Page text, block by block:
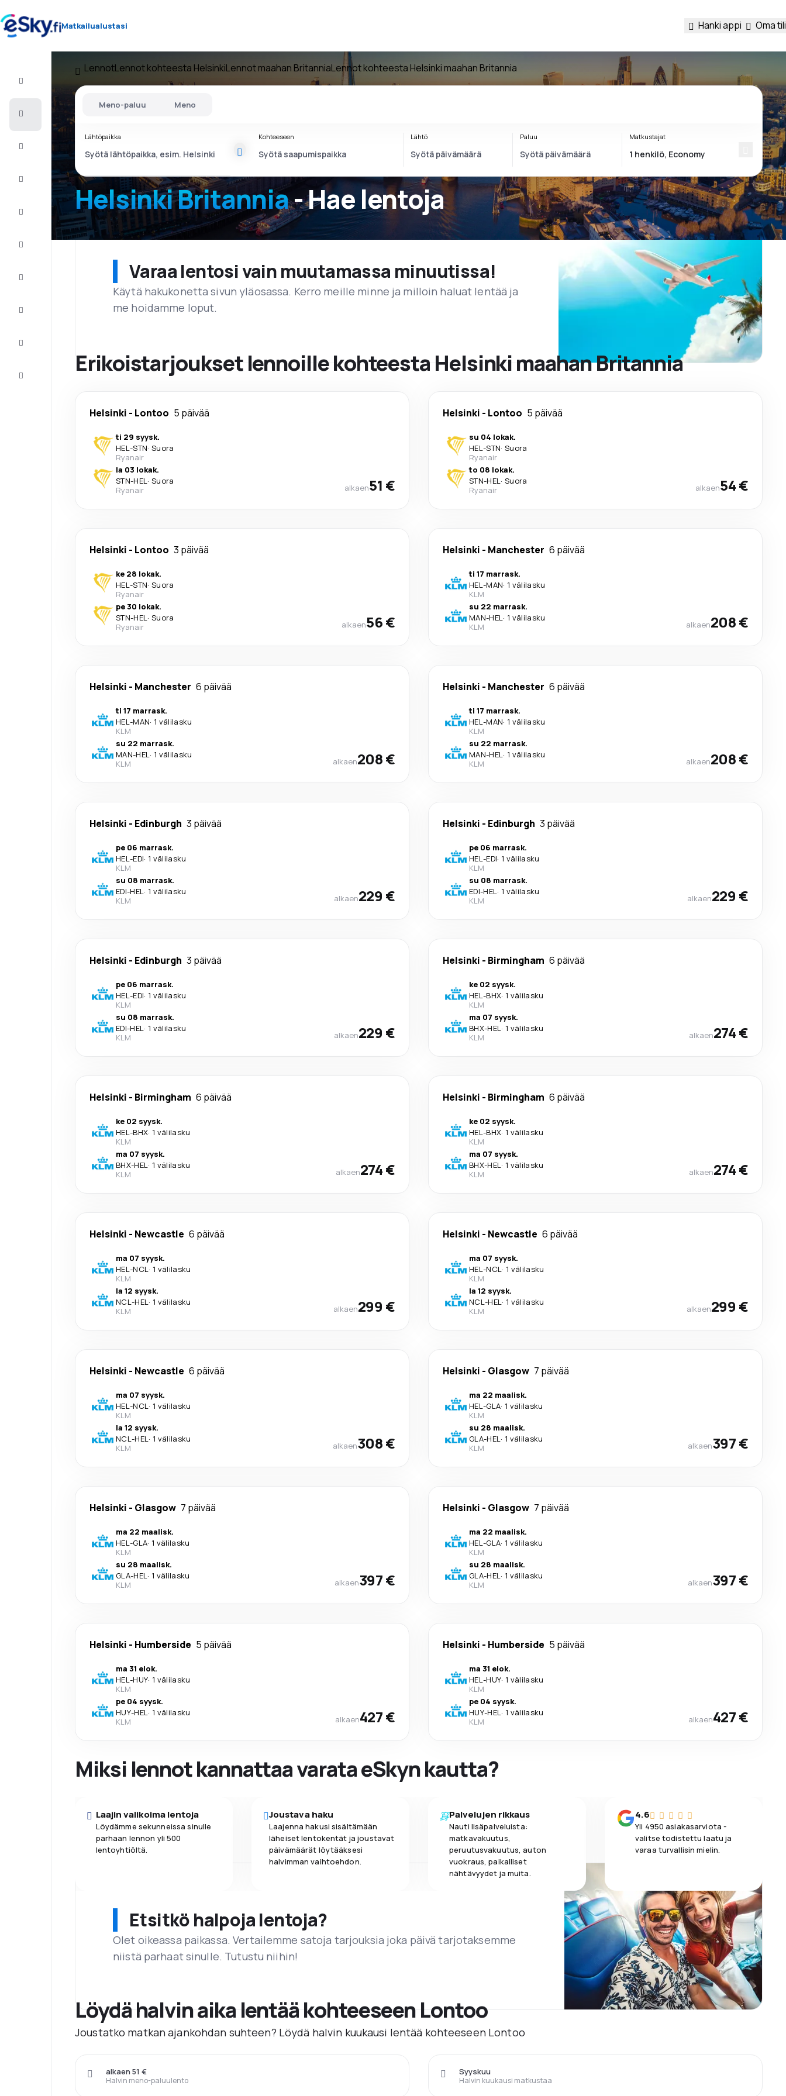
Matkailualustasi Hanki appi Oma tili
Lomamatkat
Äkkilähdöt
Kaupunkilomat
LennotLennot kohteesta HelsinkiLennot maahan BritanniaLennot kohteesta Helsinki maahan Britannia
Helsinki Britannia- Hae lentoja
Meno-paluu Meno
Lähtöpaikka Kohteeseen Lähtö Paluu Matkustajat
Varaa lentosi vain muutamassa minuutissa!
Käytä hakukonetta sivun yläosassa. Kerro meille minne ja milloin haluat lentää ja
me hoidamme loput.
Erikoistarjoukset lennoille kohteesta Helsinki maahan Britannia
Helsinki - Lontoo 5 päivää
ti 29 syysk.
HEL-STN· Suora
Ryanair
la 03 lokak.
STN-HEL· Suora
Ryanair
alkaen51 €
Helsinki - Lontoo 5 päivää
su 04 lokak.
HEL-STN· Suora
Ryanair
to 08 lokak.
STN-HEL· Suora
Ryanair
alkaen54 €
Helsinki - Lontoo 3 päivää
ke 28 lokak.
HEL-STN· Suora
Ryanair
pe 30 lokak.
STN-HEL· Suora
Ryanair
alkaen56 €
Helsinki - Manchester 6 päivää
ti 17 marrask.
HEL-MAN· 1 välilasku
KLM
su 22 marrask.
MAN-HEL· 1 välilasku
KLM
alkaen208 €
Helsinki - Manchester 6 päivää
ti 17 marrask.
HEL-MAN· 1 välilasku
KLM
su 22 marrask.
MAN-HEL· 1 välilasku
KLM
alkaen208 €
Helsinki - Manchester 6 päivää
ti 17 marrask.
HEL-MAN· 1 välilasku
KLM
su 22 marrask.
MAN-HEL· 1 välilasku
KLM
alkaen208 €
Helsinki - Edinburgh 3 päivää
pe 06 marrask.
HEL-EDI· 1 välilasku
KLM
su 08 marrask.
EDI-HEL· 1 välilasku
KLM
alkaen229 €
Helsinki - Edinburgh 3 päivää
pe 06 marrask.
HEL-EDI· 1 välilasku
KLM
su 08 marrask.
EDI-HEL· 1 välilasku
KLM
alkaen229 €
Helsinki - Edinburgh 3 päivää
pe 06 marrask.
HEL-EDI· 1 välilasku
KLM
su 08 marrask.
EDI-HEL· 1 välilasku
KLM
alkaen229 €
Helsinki - Birmingham 6 päivää
ke 02 syysk.
HEL-BHX· 1 välilasku
KLM
ma 07 syysk.
BHX-HEL· 1 välilasku
KLM
alkaen274 €
Helsinki - Birmingham 6 päivää
ke 02 syysk.
HEL-BHX· 1 välilasku
KLM
ma 07 syysk.
BHX-HEL· 1 välilasku
KLM
alkaen274 €
Helsinki - Birmingham 6 päivää
ke 02 syysk.
HEL-BHX· 1 välilasku
KLM
ma 07 syysk.
BHX-HEL· 1 välilasku
KLM
alkaen274 €
Helsinki - Newcastle 6 päivää
ma 07 syysk.
HEL-NCL· 1 välilasku
KLM
la 12 syysk.
NCL-HEL· 1 välilasku
KLM
alkaen299 €
Helsinki - Newcastle 6 päivää
ma 07 syysk.
HEL-NCL· 1 välilasku
KLM
la 12 syysk.
NCL-HEL· 1 välilasku
KLM
alkaen299 €
Helsinki - Newcastle 6 päivää
ma 07 syysk.
HEL-NCL· 1 välilasku
KLM
la 12 syysk.
NCL-HEL· 1 välilasku
KLM
alkaen308 €
Helsinki - Glasgow 7 päivää
ma 22 maalisk.
HEL-GLA· 1 välilasku
KLM
su 28 maalisk.
GLA-HEL· 1 välilasku
KLM
alkaen397 €
Helsinki - Glasgow 7 päivää
ma 22 maalisk.
HEL-GLA· 1 välilasku
KLM
su 28 maalisk.
GLA-HEL· 1 välilasku
KLM
alkaen397 €
Helsinki - Glasgow 7 päivää
ma 22 maalisk.
HEL-GLA· 1 välilasku
KLM
su 28 maalisk.
GLA-HEL· 1 välilasku
KLM
alkaen397 €
Helsinki - Humberside 5 päivää
ma 31 elok.
HEL-HUY· 1 välilasku
KLM
pe 04 syysk.
HUY-HEL· 1 välilasku
KLM
alkaen427 €
Helsinki - Humberside 5 päivää
ma 31 elok.
HEL-HUY· 1 välilasku
KLM
pe 04 syysk.
HUY-HEL· 1 välilasku
KLM
alkaen427 €
Miksi lennot kannattaa varata eSkyn kautta?
Laajin valikoima lentoja
Löydämme sekunneissa sinulle
parhaan lennon yli 500
lentoyhtiöltä.
Joustava haku
Laajenna hakusi sisältämään
läheiset lentokentät ja joustavat
päivämäärät löytääksesi
halvimman vaihtoehdon.
Palvelujen rikkaus
Nauti lisäpalveluista:
matkavakuutus,
peruutusvakuutus, auton
vuokraus, paikalliset
nähtävyydet ja muita.
4.6
Yli 4950 asiakasarviota -
valitse todistettu laatu ja
varaa turvallisin mielin.
Etsitkö halpoja lentoja?
Olet oikeassa paikassa. Vertailemme satoja tarjouksia joka päivä tarjotaksemme
niistä parhaat sinulle. Tutustu niihin!
Löydä halvin aika lentää kohteeseen Lontoo
Joustatko matkan ajankohdan suhteen? Löydä halvin kuukausi lentää kohteeseen Lontoo
Halvin meno-paluulento
alkaen 51 €
Halvin kuukausi matkustaa
Syyskuu